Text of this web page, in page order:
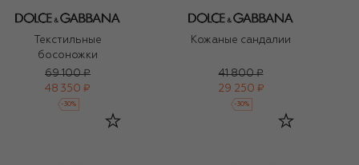
Текстильные
босоножки
69 100 ₽
48 350 ₽
-30%
Кожаные сандалии
41 800 ₽
29 250 ₽
-30%